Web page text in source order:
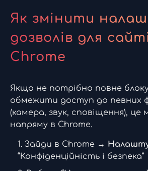
Як змінити
дозволів для
Chrome
Якщо не потрібно повне
обмежити доступ до певних
(камера, звук, сповіщення),
напряму в Chrome.
Зайди в Chrome →
“Конфіденційність і безпека”